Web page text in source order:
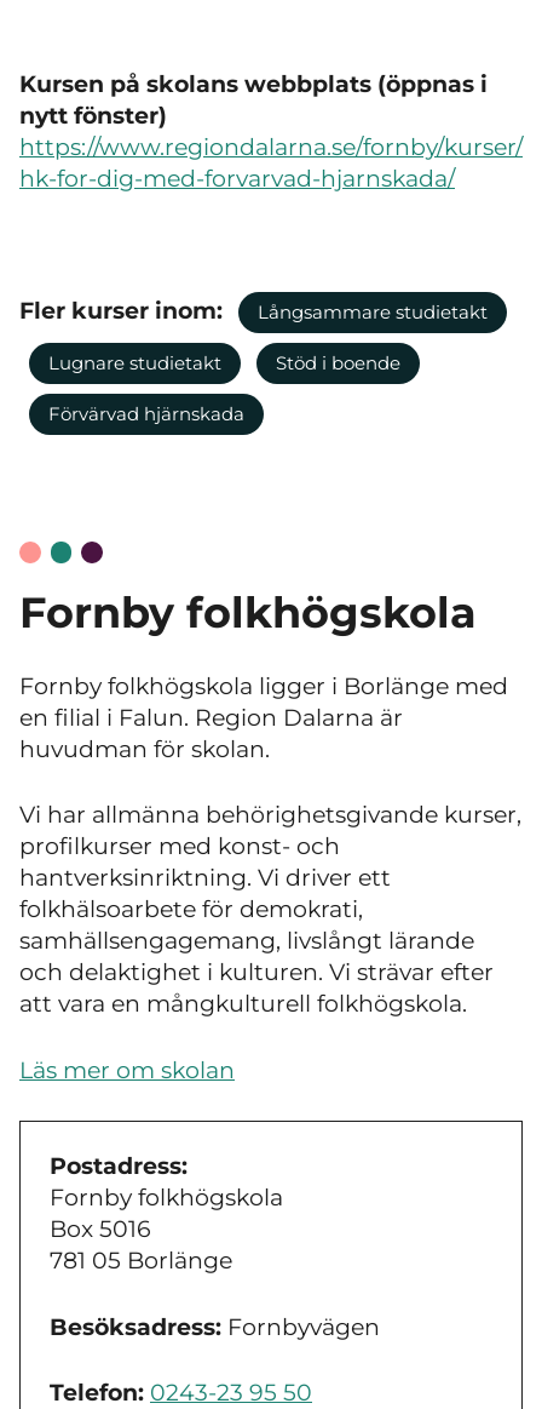
Kursen på skolans webbplats (öppnas i
nytt fönster)
https://www.regiondalarna.se/fornby/kurser/
hk-for-dig-med-forvarvad-hjarnskada/
Fler kurser inom: Långsammare studietakt
Lugnare studietakt Stöd i boende
Förvärvad hjärnskada
Fornby folkhögskola
Fornby folkhögskola ligger i Borlänge med
en filial i Falun. Region Dalarna är
huvudman för skolan.
Vi har allmänna behörighetsgivande kurser,
profilkurser med konst- och
hantverksinriktning. Vi driver ett
folkhälsoarbete för demokrati,
samhällsengagemang, livslångt lärande
och delaktighet i kulturen. Vi strävar efter
att vara en mångkulturell folkhögskola.
Läs mer om skolan
Postadress:
Fornby folkhögskola
Box 5016
781 05 Borlänge
Besöksadress: Fornbyvägen
Telefon: 0243-23 95 50